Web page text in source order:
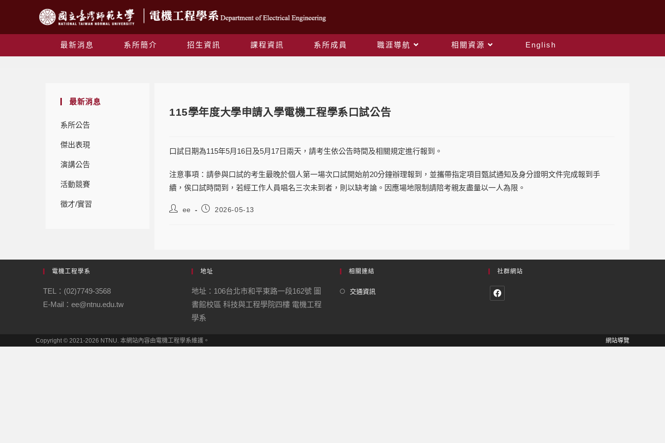
最新消息 系所簡介 招生資訊 課程資訊 系所成員 職涯導航 相關資源 English
最新消息
系所公告
傑出表現
演講公告
活動競賽
徵才/實習
115學年度大學申請入學電機工程學系口試公告
口試日期為115年5月16日及5月17日兩天，請考生依公告時間及相關規定進行報到。
注意事項：請參與口試的考生最晚於個人第一場次口試開始前20分鐘辦理報到，並攜帶指定項目甄試通知及身分證明文件完成報到手
續，俟口試時間到，若經工作人員唱名三次未到者，則以缺考論。因應場地限制請陪考親友盡量以一人為限。
ee 2026-05-13
電機工程學系
TEL：(02)7749-3568
E-Mail：ee@ntnu.edu.tw
地址
地址：106台北市和平東路一段162號 圖
書館校區 科技與工程學院四樓 電機工程
學系
相關連結
交通資訊
社群網站
網站導覽
Copyright © 2021-2026 NTNU. 本網站內容由電機工程學系維護。